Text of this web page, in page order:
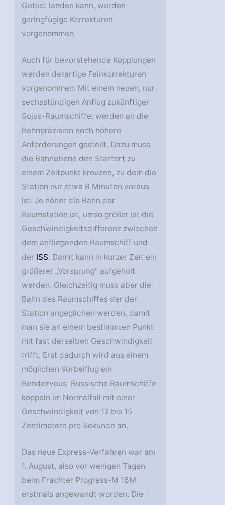
Gebiet landen kann, werden
geringfügige Korrekturen
vorgenommen.
Auch für bevorstehende Kopplungen
werden derartige Feinkorrekturen
vorgenommen. Mit einem neuen, nur
sechsstündigen Anflug zukünftiger
Sojus-Raumschiffe, werden an die
Bahnpräzision noch höhere
Anforderungen gestellt. Dazu muss
die Bahnebene den Startort zu
einem Zeitpunkt kreuzen, zu dem die
Station nur etwa 8 Minuten voraus
ist. Je höher die Bahn der
Raumstation ist, umso größer ist die
Geschwindigkeitsdifferenz zwischen
dem anfliegenden Raumschiff und
der ISS. Damit kann in kurzer Zeit ein
größerer „Vorsprung“ aufgeholt
werden. Gleichzeitig muss aber die
Bahn des Raumschiffes der der
Station angeglichen werden, damit
man sie an einem bestimmten Punkt
mit fast derselben Geschwindigkeit
trifft. Erst dadurch wird aus einem
möglichen Vorbeiflug ein
Rendezvous. Russische Raumschiffe
koppeln im Normalfall mit einer
Geschwindigkeit von 12 bis 15
Zentimetern pro Sekunde an.
Das neue Express-Verfahren war am
1. August, also vor wenigen Tagen
beim Frachter Progress-M 16M
erstmals angewandt worden. Die